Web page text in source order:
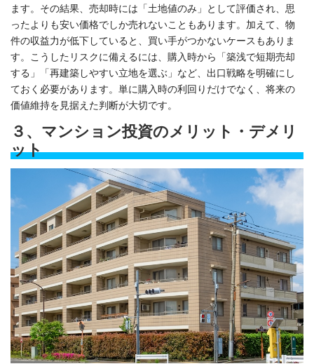
ます。その結果、売却時には「土地値のみ」として評価され、思
ったよりも安い価格でしか売れないこともあります。加えて、物
件の収益力が低下していると、買い手がつかないケースもありま
す。こうしたリスクに備えるには、購入時から「築浅で短期売却
する」「再建築しやすい立地を選ぶ」など、出口戦略を明確にし
ておく必要があります。単に購入時の利回りだけでなく、将来の
価値維持を見据えた判断が大切です。
３、マンション投資のメリット・デメリ
ット